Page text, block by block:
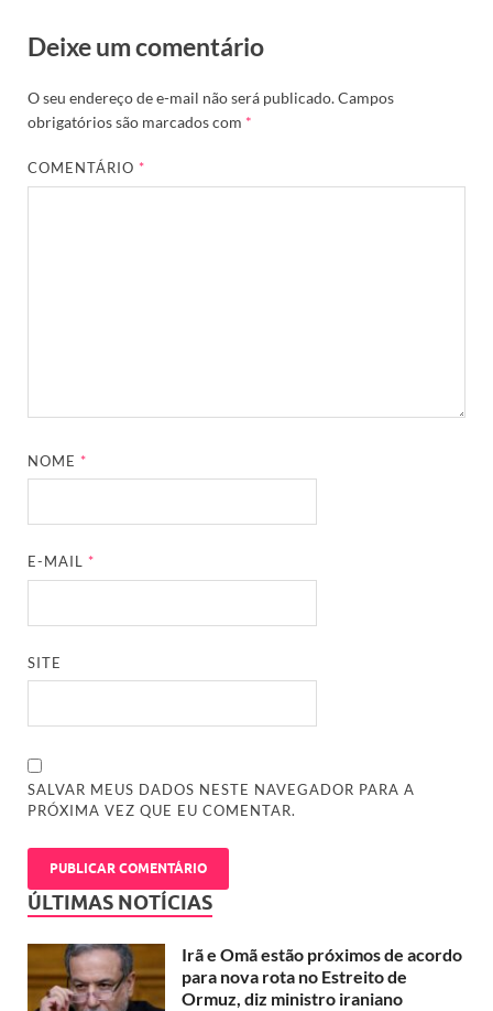
Deixe um comentário
O seu endereço de e-mail não será publicado.Campos
obrigatórios são marcados com *
COMENTÁRIO*
NOME*
E-MAIL*
SITE
SALVAR MEUS DADOS NESTE NAVEGADOR PARA A
PRÓXIMA VEZ QUE EU COMENTAR.
ÚLTIMAS NOTÍCIAS
Irã e Omã estão próximos de acordo
para nova rota no Estreito de
Ormuz, diz ministro iraniano